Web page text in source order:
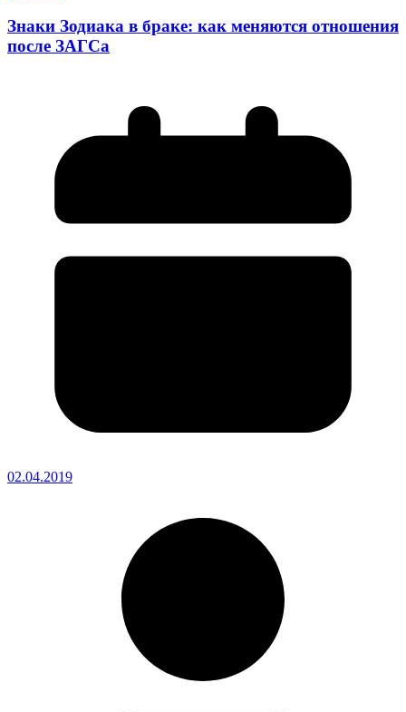
Знаки Зодиака в браке: как меняются отношения
после ЗАГСа
02.04.2019